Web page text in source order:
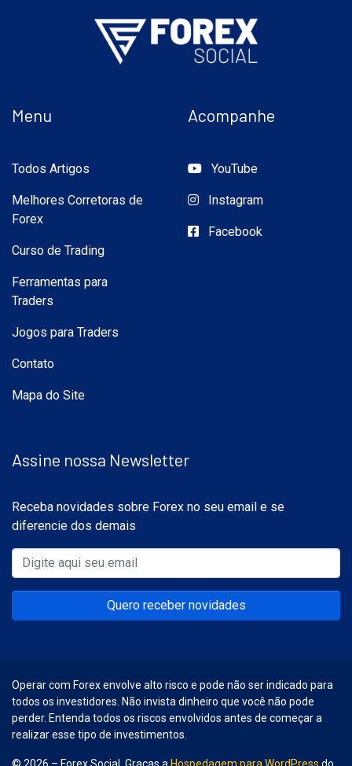
Menu
Todos Artigos
Melhores Corretoras de
Forex
Curso de Trading
Ferramentas para
Traders
Jogos para Traders
Contato
Mapa do Site
Acompanhe
YouTube
Instagram
Facebook
Assine nossa Newsletter
Receba novidades sobre Forex no seu email e se
diferencie dos demais
Quero receber novidades
Operar com Forex envolve alto risco e pode não ser indicado para
todos os investidores. Não invista dinheiro que você não pode
perder. Entenda todos os riscos envolvidos antes de começar a
realizar esse tipo de investimentos.
© 2026 – Forex Social. Graças a Hospedagem para WordPress do